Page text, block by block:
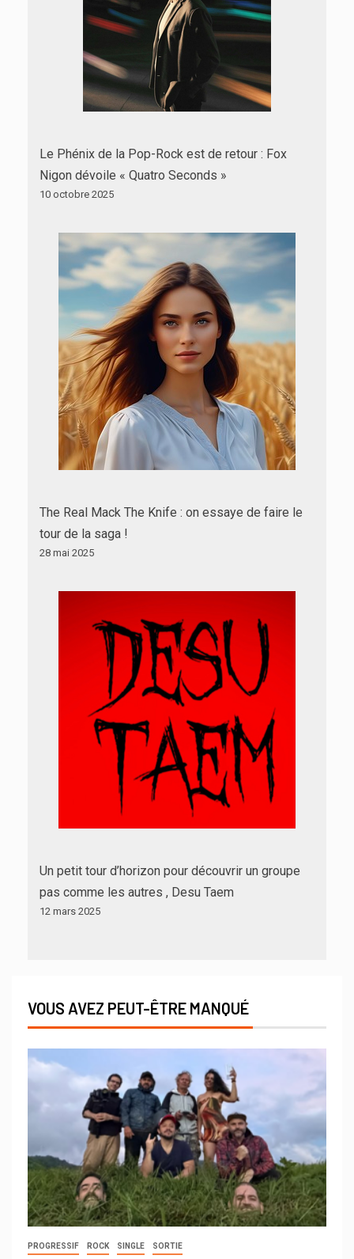
Le Phénix de la Pop-Rock est de retour : Fox
Nigon dévoile « Quatro Seconds »
10 octobre 2025
The Real Mack The Knife : on essaye de faire le
tour de la saga !
28 mai 2025
Un petit tour d’horizon pour découvrir un groupe
pas comme les autres , Desu Taem
12 mars 2025
VOUS AVEZ PEUT-ÊTRE MANQUÉ
PROGRESSIF ROCK SINGLE SORTIE